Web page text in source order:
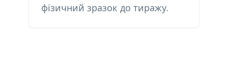
фізичний зразок до тиражу.